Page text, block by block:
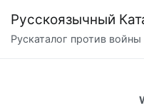
содержимому
Русскоязычный
Рускаталог против войны